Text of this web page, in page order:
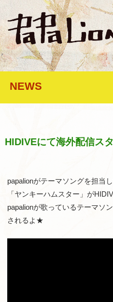
NEWS
HIDIVEにて海外配信ス
papalionがテーマソングを担当
「ヤンキーハムスター」が
papalionが歌っているテーマソ
されるよ★